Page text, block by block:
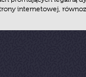
internetowej,